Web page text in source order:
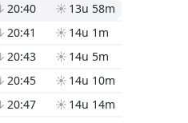
20:40 ☀ 13u 58m
20:41 ☀ 14u 1m
20:43 ☀ 14u 5m
20:45 ☀ 14u 10m
20:47 ☀ 14u 14m